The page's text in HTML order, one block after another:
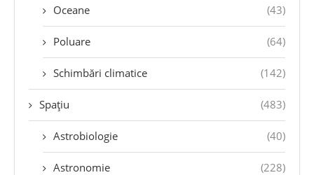
Oceane (43)
Poluare (64)
Schimbări climatice (142)
Spațiu (483)
Astrobiologie (40)
Astronomie (228)